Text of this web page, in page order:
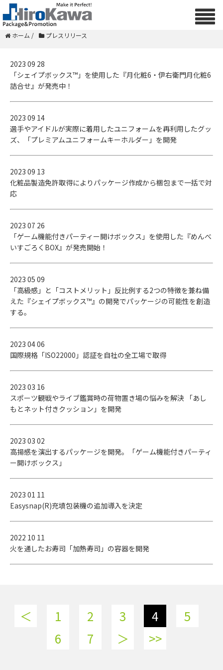
ホーム / プレスリリース
2023 09 28
「シェイプボックス™」を使用した『月化粧6・伊右衛門月化粧6
詰合せ』が発売中！
2023 09 14
選手やアイドルが実際に着用したユニフォームを再利用したグッ
ズ、「プレミアムユニフォームキーホルダー」を開発
2023 09 13
化粧品製造免許取得によりパッケージ作成から梱包まで一括で対
応
2023 07 26
「ゲーム機能付きパーティー開けボックス」を使用した『めんべ
いすごろくBOX』が発売開始！
2023 05 09
「高級感」と「コストメリット」反比例する2つの特徴を兼ね備
えた『シェイプボックス™』の開発でパッケージの可能性を創造
する。
2023 04 06
国際規格「ISO22000」認証を自社の全工場で取得
2023 03 16
スポーツ観戦やライブ鑑賞時の荷物置き場の悩みを解決 「あし
もとネット付きクッション」を開発
2023 03 02
高揚感を演出するパッケージを開発。「ゲーム機能付きパーティ
ー開けボックス」
2023 01 11
Easysnap(R)充填包装機の追加導入を決定
2022 10 11
火を通したお寿司「加熱寿司」の容器を開発
＜ 1 2 3 4
5
6
7 ＞ >>